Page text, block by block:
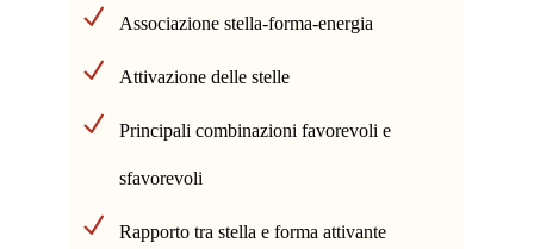
Associazione stella-forma-energia
Attivazione delle stelle
Principali combinazioni favorevoli e
sfavorevoli
Rapporto tra stella e forma attivante